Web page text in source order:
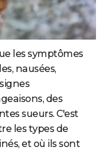
les symptômes
nausées,
des
sueurs. C'est
les types de
et où ils sont